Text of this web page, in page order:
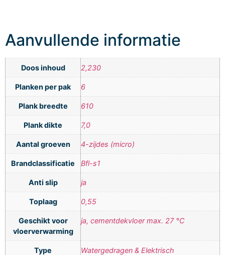
Aanvullende informatie
Doos inhoud 2,230
Planken per pak 6
Plank breedte 610
Plank dikte 7,0
Aantal groeven 4-zijdes (micro)
Brandclassificatie Bfl-s1
Anti slip ja
Toplaag 0,55
Geschikt voor
vloerverwarming
ja, cementdekvloer max. 27 °C
Type
Watergedragen & Elektrisch